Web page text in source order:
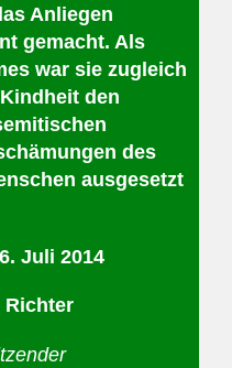
Anliegen
gemacht. Als
war sie zugleich
den
des
ausgesetzt
Juli 2014
Richter